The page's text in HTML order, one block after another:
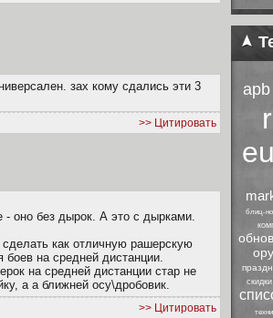
зах кому сдались эти 3
>> Цитировать
- оно без дырок. А это с дырками.
как отличную рашерскую
на средней дистанции.
на средней дистанции стар не
а а ближней осу\дробовик.
>> Цитировать
блиц-
скидки